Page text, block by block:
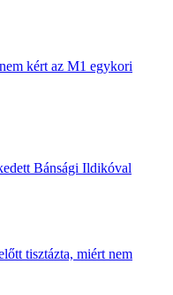
kért az M1 egykori
Bánsági Ildikóval
tisztázta, miért nem